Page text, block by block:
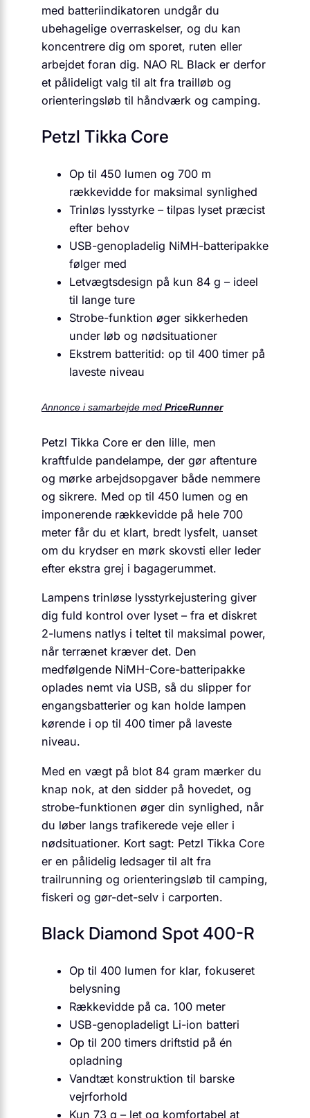
med batteriindikatoren undgår du
ubehagelige overraskelser, og du kan
koncentrere dig om sporet, ruten eller
arbejdet foran dig. NAO RL Black er derfor
et pålideligt valg til alt fra trailløb og
orienteringsløb til håndværk og camping.
Petzl Tikka Core
Op til 450 lumen og 700 m
rækkevidde for maksimal synlighed
Trinløs lysstyrke – tilpas lyset præcist
efter behov
USB-genopladelig NiMH-batteripakke
følger med
Letvægtsdesign på kun 84 g – ideel
til lange ture
Strobe-funktion øger sikkerheden
under løb og nødsituationer
Ekstrem batteritid: op til 400 timer på
laveste niveau
Annonce i samarbejde med PriceRunner
Petzl Tikka Core er den lille, men
kraftfulde pandelampe, der gør aftenture
og mørke arbejdsopgaver både nemmere
og sikrere. Med op til 450 lumen og en
imponerende rækkevidde på hele 700
meter får du et klart, bredt lysfelt, uanset
om du krydser en mørk skovsti eller leder
efter ekstra grej i bagagerummet.
Lampens trinløse lysstyrkejustering giver
dig fuld kontrol over lyset – fra et diskret
2-lumens natlys i teltet til maksimal power,
når terrænet kræver det. Den
medfølgende NiMH-Core-batteripakke
oplades nemt via USB, så du slipper for
engangsbatterier og kan holde lampen
kørende i op til 400 timer på laveste
niveau.
Med en vægt på blot 84 gram mærker du
knap nok, at den sidder på hovedet, og
strobe-funktionen øger din synlighed, når
du løber langs trafikerede veje eller i
nødsituationer. Kort sagt: Petzl Tikka Core
er en pålidelig ledsager til alt fra
trailrunning og orienteringsløb til camping,
fiskeri og gør-det-selv i carporten.
Black Diamond Spot 400-R
Op til 400 lumen for klar, fokuseret
belysning
Rækkevidde på ca. 100 meter
USB-genopladeligt Li-ion batteri
Op til 200 timers driftstid på én
opladning
Vandtæt konstruktion til barske
vejrforhold
Kun 73 g – let og komfortabel at